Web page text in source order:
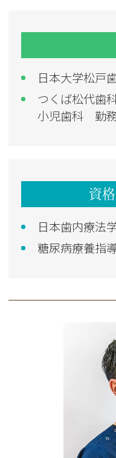
日本大学松戸
つくば松代歯
小児歯科 勤
資
日本歯内療法
糖尿病療養指